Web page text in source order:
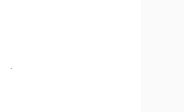
kể đến đó là độ bền của